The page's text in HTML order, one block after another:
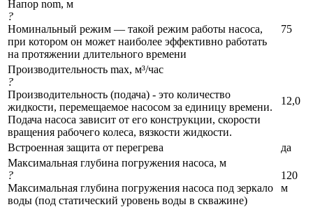
Напор nom, м
?
Номинальный режим — такой режим работы насоса,
при котором он может наиболее эффективно работать
на протяжении длительного времени
75
Производительность max, м³/час
?
Производительность (подача) - это количество
жидкости, перемещаемое насосом за единицу времени.
Подача насоса зависит от его конструкции, скорости
вращения рабочего колеса, вязкости жидкости.
12,0
Встроенная защита от перегрева
да
Максимальная глубина погружения насоса, м
?
Максимальная глубина погружения насоса под зеркало
воды (под статический уровень воды в скважине)
120
м